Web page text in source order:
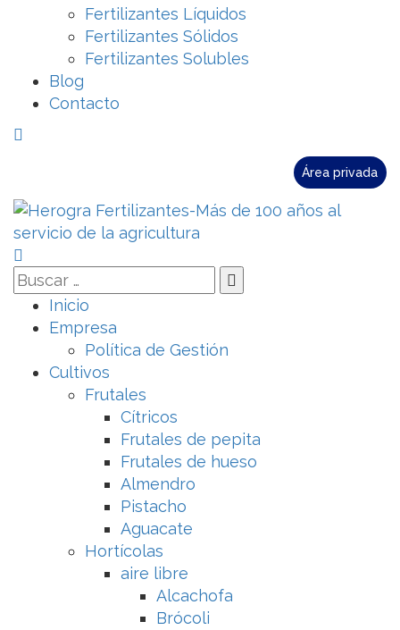
Fertilizantes Líquidos
Fertilizantes Sólidos
Fertilizantes Solubles
Blog
Contacto
Área privada
Inicio
Empresa
Política de Gestión
Cultivos
Frutales
Cítricos
Frutales de pepita
Frutales de hueso
Almendro
Pistacho
Aguacate
Hortícolas
aire libre
Alcachofa
Brócoli